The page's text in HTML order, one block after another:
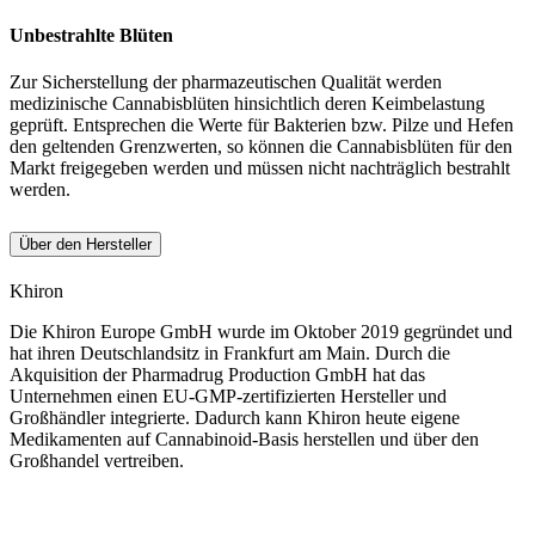
Unbestrahlte Blüten
Zur Sicherstellung der pharmazeutischen Qualität werden
medizinische Cannabisblüten hinsichtlich deren Keimbelastung
geprüft. Entsprechen die Werte für Bakterien bzw. Pilze und Hefen
den geltenden Grenzwerten, so können die Cannabisblüten für den
Markt freigegeben werden und müssen nicht nachträglich bestrahlt
werden.
Über den Hersteller
Khiron
Die Khiron Europe GmbH wurde im Oktober 2019 gegründet und
hat ihren Deutschlandsitz in Frankfurt am Main. Durch die
Akquisition der Pharmadrug Production GmbH hat das
Unternehmen einen EU-GMP-zertifizierten Hersteller und
Großhändler integrierte. Dadurch kann Khiron heute eigene
Medikamenten auf Cannabinoid-Basis herstellen und über den
Großhandel vertreiben.